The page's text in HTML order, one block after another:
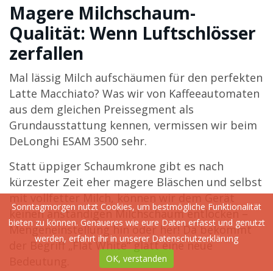
Magere Milchschaum-
Qualität: Wenn Luftschlösser
zerfallen
Mal lässig Milch aufschäumen für den perfekten
Latte Macchiato? Was wir von Kaffeeautomaten
aus dem gleichen Preissegment als
Grundausstattung kennen, vermissen wir beim
DeLonghi ESAM 3500 sehr.
Statt üppiger Schaumkrone gibt es nach
kürzester Zeit eher magere Bläschen und selbst
mit vollfetter Milch, können wir dem Gerät
keinen anständigen Milchschaum entlocken –
Mengeneinstellung hin oder her! Da bekommt
der Begriff „Flat White“ glatt eine neue
Sonntagmorgen nutzt Cookies, um bestmögliche Funktionalität
bieten zu können. Genaueres wie eure Daten erfasst und genutzt
werden, erfahrt ihr in unserer Datenschutzerklärung
OK, verstanden